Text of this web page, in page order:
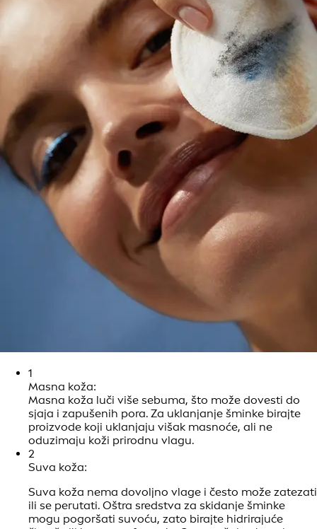
1
Masna koža:
Masna koža luči više sebuma, što može dovesti do
sjaja i zapušenih pora. Za uklanjanje šminke birajte
proizvode koji uklanjaju višak masnoće, ali ne
oduzimaju koži prirodnu vlagu.
2
Suva koža:
Suva koža nema dovoljno vlage i često može zatezati
ili se perutati. Oštra sredstva za skidanje šminke
mogu pogoršati suvoću, zato birajte hidrirajuće